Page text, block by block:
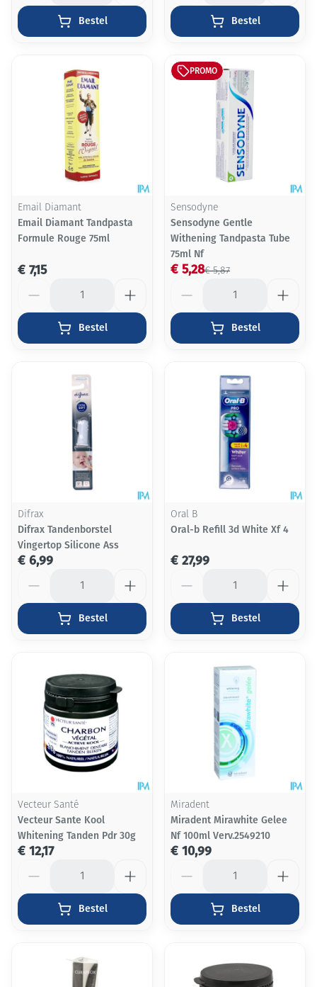
Bestel Bestel
Email Diamant
Email Diamant Tandpasta
Formule Rouge 75ml
€ 7,15
Bestel
PROMO
Sensodyne
Sensodyne Gentle
Withening Tandpasta Tube
75ml Nf
€ 5,87
€ 5,28
Bestel
Difrax
Difrax Tandenborstel
Vingertop Silicone Ass
€ 6,99
Bestel
Oral B
Oral-b Refill 3d White Xf 4
€ 27,99
Bestel
Vecteur Santé
Vecteur Sante Kool
Whitening Tanden Pdr 30g
€ 12,17
Bestel
Miradent
Miradent Mirawhite Gelee
Nf 100ml Verv.2549210
€ 10,99
Bestel